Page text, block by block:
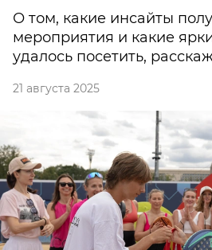
О том, какие инсайты
мероприятия и какие
удалось посетить,
21 августа 2025